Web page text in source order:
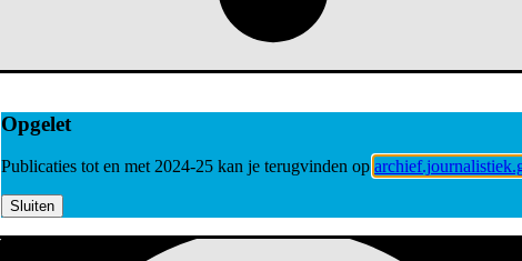
Opgelet
Publicaties tot en met 2024-25 kan je terugvinden op
Sluiten